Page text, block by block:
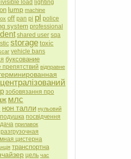
load lighting
lump machine
off pan pi pl police
system professional
shared user sqa
storage toxic
vehicle bans
буксование
препятствий відправне
зобовязання про
млс
нон талли нульовий
подушка посвідчення
прилавок
разгрузочная
цистерна
транспортна
цель час